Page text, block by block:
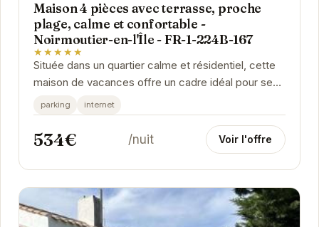
Maison 4 pièces avec terrasse, proche
plage, calme et confortable -
Noirmoutier-en-l'Île - FR-1-224B-167
★★★★★
Située dans un quartier calme et résidentiel, cette
maison de vacances offre un cadre idéal pour se
ressourcer. À proximité des plages et des...
parking internet
534€ /nuit Voir l'offre